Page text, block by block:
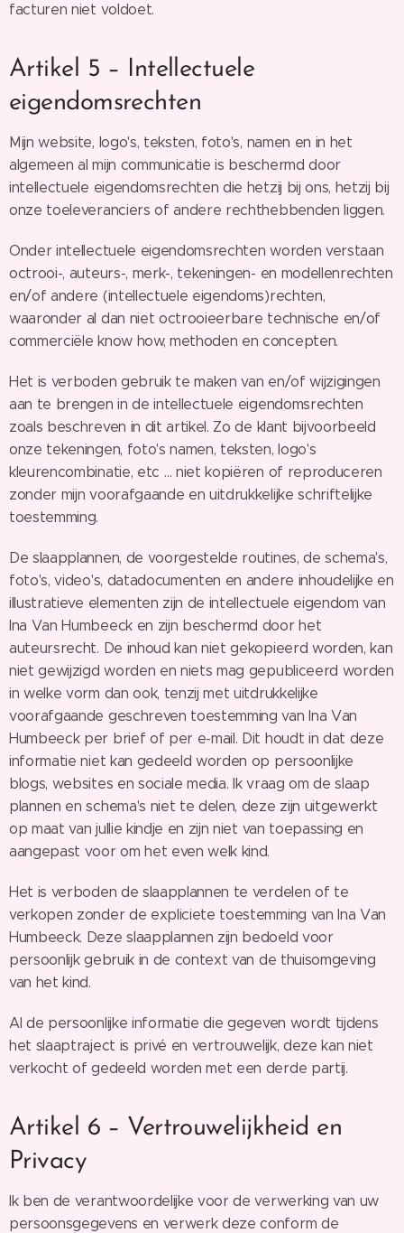
facturen niet voldoet.
Artikel 5 – Intellectuele
eigendomsrechten
Mijn website, logo's, teksten, foto's, namen en in het
algemeen al mijn communicatie is beschermd door
intellectuele eigendomsrechten die hetzij bij ons, hetzij bij
onze toeleveranciers of andere rechthebbenden liggen.
Onder intellectuele eigendomsrechten worden verstaan
octrooi-, auteurs-, merk-, tekeningen- en modellenrechten
en/of andere (intellectuele eigendoms)rechten,
waaronder al dan niet octrooieerbare technische en/of
commerciële know how, methoden en concepten.
Het is verboden gebruik te maken van en/of wijzigingen
aan te brengen in de intellectuele eigendomsrechten
zoals beschreven in dit artikel. Zo de klant bijvoorbeeld
onze tekeningen, foto's namen, teksten, logo's
kleurencombinatie, etc … niet kopiëren of reproduceren
zonder mijn voorafgaande en uitdrukkelijke schriftelijke
toestemming.
De slaapplannen, de voorgestelde routines, de schema's,
foto's, video's, datadocumenten en andere inhoudelijke en
illustratieve elementen zijn de intellectuele eigendom van
Ina Van Humbeeck en zijn beschermd door het
auteursrecht. De inhoud kan niet gekopieerd worden, kan
niet gewijzigd worden en niets mag gepubliceerd worden
in welke vorm dan ook, tenzij met uitdrukkelijke
voorafgaande geschreven toestemming van Ina Van
Humbeeck per brief of per e-mail. Dit houdt in dat deze
informatie niet kan gedeeld worden op persoonlijke
blogs, websites en sociale media. Ik vraag om de slaap
plannen en schema's niet te delen, deze zijn uitgewerkt
op maat van jullie kindje en zijn niet van toepassing en
aangepast voor om het even welk kind.
Het is verboden de slaapplannen te verdelen of te
verkopen zonder de expliciete toestemming van Ina Van
Humbeeck. Deze slaapplannen zijn bedoeld voor
persoonlijk gebruik in de context van de thuisomgeving
van het kind.
Al de persoonlijke informatie die gegeven wordt tijdens
het slaaptraject is privé en vertrouwelijk, deze kan niet
verkocht of gedeeld worden met een derde partij.
Artikel 6 – Vertrouwelijkheid en
Privacy
Ik ben de verantwoordelijke voor de verwerking van uw
persoonsgegevens en verwerk deze conform de